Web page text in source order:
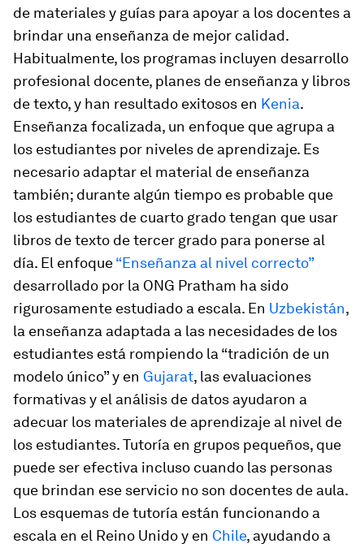
de materiales y guías para apoyar a los docentes a
brindar una enseñanza de mejor calidad.
Habitualmente, los programas incluyen desarrollo
profesional docente, planes de enseñanza y libros
de texto, y han resultado exitosos en Kenia.
Enseñanza focalizada, un enfoque que agrupa a
los estudiantes por niveles de aprendizaje. Es
necesario adaptar el material de enseñanza
también; durante algún tiempo es probable que
los estudiantes de cuarto grado tengan que usar
libros de texto de tercer grado para ponerse al
día. El enfoque“Enseñanza al nivel correcto”
desarrollado por la ONG Pratham ha sido
rigurosamente estudiado a escala. En Uzbekistán,
la enseñanza adaptada a las necesidades de los
estudiantes está rompiendo la “tradición de un
modelo único” y en Gujarat, las evaluaciones
formativas y el análisis de datos ayudaron a
adecuar los materiales de aprendizaje al nivel de
los estudiantes.Tutoría en grupos pequeños, que
puede ser efectiva incluso cuando las personas
que brindan ese servicio no son docentes de aula.
Los esquemas de tutoría están funcionando a
escala en el Reino Unido y en Chile, ayudando a